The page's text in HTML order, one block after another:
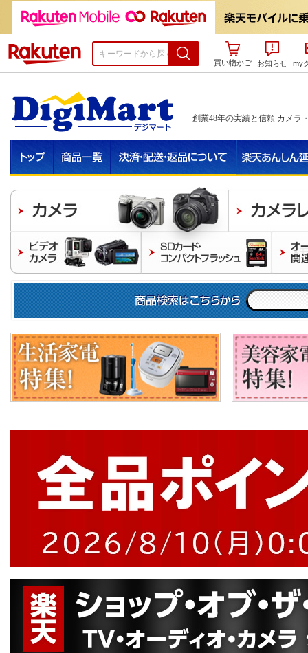
楽天市場
買い物かご
お知らせ my
創業48年の実績と信頼 カメラ